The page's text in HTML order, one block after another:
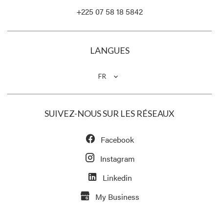
+225 07 58 18 5842
LANGUES
FR
SUIVEZ-NOUS SUR LES RÉSEAUX
Facebook
Instagram
Linkedin
My Business